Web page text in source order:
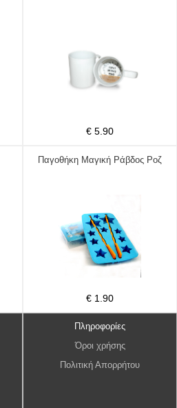
€ 5.90
Παγοθήκη Μαγική Ράβδος Ροζ
€ 1.90
Πληροφορίες
Όροι χρήσης
Πολιτική Απορρήτου